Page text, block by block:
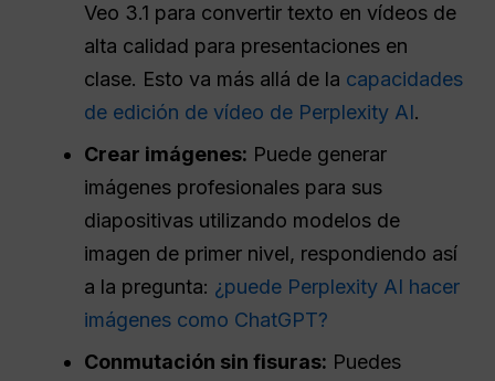
Veo 3.1 para convertir texto en vídeos de
alta calidad para presentaciones en
clase. Esto va más allá de la capacidades
de edición de vídeo de Perplexity AI.
Crear imágenes: Puede generar
imágenes profesionales para sus
diapositivas utilizando modelos de
imagen de primer nivel, respondiendo así
a la pregunta: ¿puede Perplexity AI hacer
imágenes como ChatGPT?
Conmutación sin fisuras: Puedes